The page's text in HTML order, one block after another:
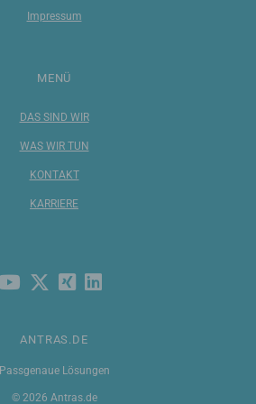
ANTRAS.DE
Passgenaue Lösungen
© 2026 Antras.de
Impressum
MENÜ
DAS SIND WIR
WAS WIR TUN
KONTAKT
KARRIERE